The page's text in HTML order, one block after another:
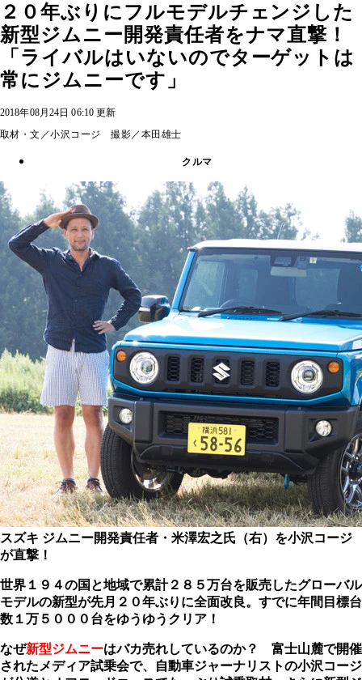
２０年ぶりにフルモデルチェンジした
新型ジムニー開発責任者をナマ直撃！
「ライバルはいないのでターゲットは
常にジムニーです」
2018年08月24日 06:10 更新
取材・文／小沢コージ 撮影／本田雄士
クルマ
スズキ ジムニー開発責任者・米澤宏之氏（右）を小沢コージ
が直撃！
世界１９４の国と地域で累計２８５万台を販売したグローバル
モデルの新型が先月２０年ぶりに全面改良。すでに年間目標台
数１万５０００台をゆうゆうクリア！
なぜ新型ジムニーはバカ売れしているのか？ 富士山麓で開催
されたメディア試乗会で、自動車ジャーナリストの小沢コージ